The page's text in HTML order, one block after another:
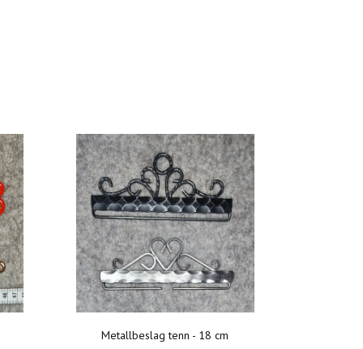
Metallbeslag tenn - 18 cm